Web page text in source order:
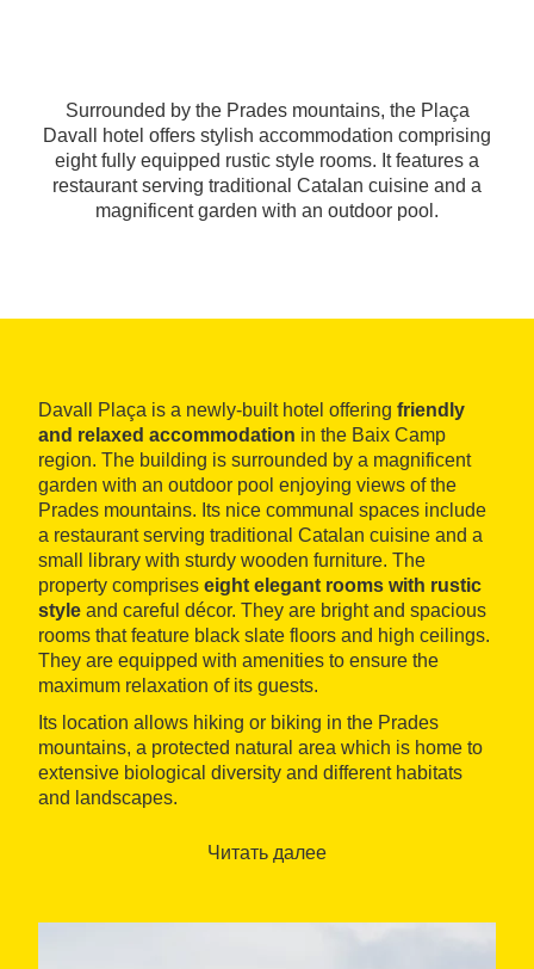
Surrounded by the Prades mountains, the Plaça
Davall hotel offers stylish accommodation comprising
eight fully equipped rustic style rooms. It features a
restaurant serving traditional Catalan cuisine and a
magnificent garden with an outdoor pool.
Davall Plaça is a newly-built hotel offering friendly
and relaxed accommodation in the Baix Camp
region. The building is surrounded by a magnificent
garden with an outdoor pool enjoying views of the
Prades mountains. Its nice communal spaces include
a restaurant serving traditional Catalan cuisine and a
small library with sturdy wooden furniture. The
property comprises eight elegant rooms with rustic
style and careful décor. They are bright and spacious
rooms that feature black slate floors and high ceilings.
They are equipped with amenities to ensure the
maximum relaxation of its guests.
Its location allows hiking or biking in the Prades
mountains, a protected natural area which is home to
extensive biological diversity and different habitats
and landscapes.
Читать далее